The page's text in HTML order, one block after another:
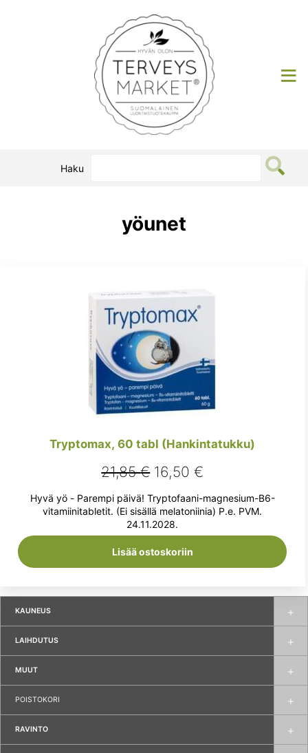
Terveysmarket
Haku
KAUNEUS
LAIHDUTUS
MUUT
POISTOKORI
RAVINTO
yöunet
Tryptomax, 60 tabl (Hankintatukku)
21,85€ Alkuperäinen
hinta
oli:
21,85 €.
16,50€
on:
16,50 €.
Hyvä yö - Parempi päivä! Tryptofaani-magnesium-B6-
vitamiinitabletit. (Ei sisällä melatoniinia) P.e. PVM.
24.11.2028.
Lisää ostoskoriin